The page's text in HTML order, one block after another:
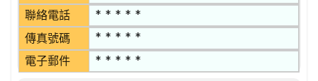
聯絡電話 * * * * *
傳真號碼 * * * * *
電子郵件 * * * * *